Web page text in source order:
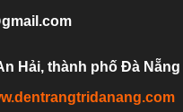
Hải, thành phố Đà Nẵng